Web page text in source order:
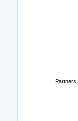
Partners: